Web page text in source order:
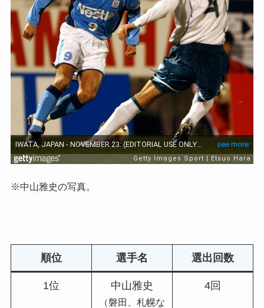
※中山雅史の写真。
順位 選手名 選出回数
1位 中山雅史
（磐田、札幌な
4回